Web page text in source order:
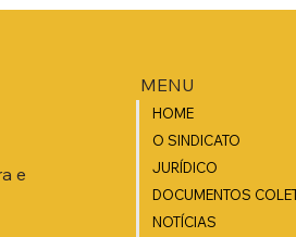
e
MENU
HOME
O SINDICATO
JURÍDICO
DOCUMENTOS
NOTÍCIAS